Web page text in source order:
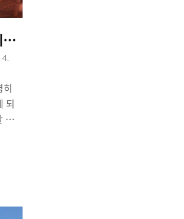
거지가 아니에요. 여행자라구요!
4.
되
때,
어
을